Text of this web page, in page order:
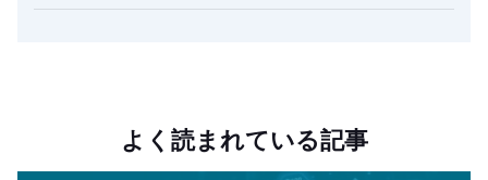
よく読まれている記事